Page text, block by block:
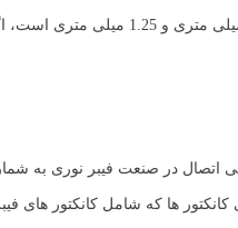
اتصال در صنعت فیبر نوری به